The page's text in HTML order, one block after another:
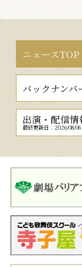
ニュースTOP
バックナンバ
出演・配信情
最終更新日：2026/08/06